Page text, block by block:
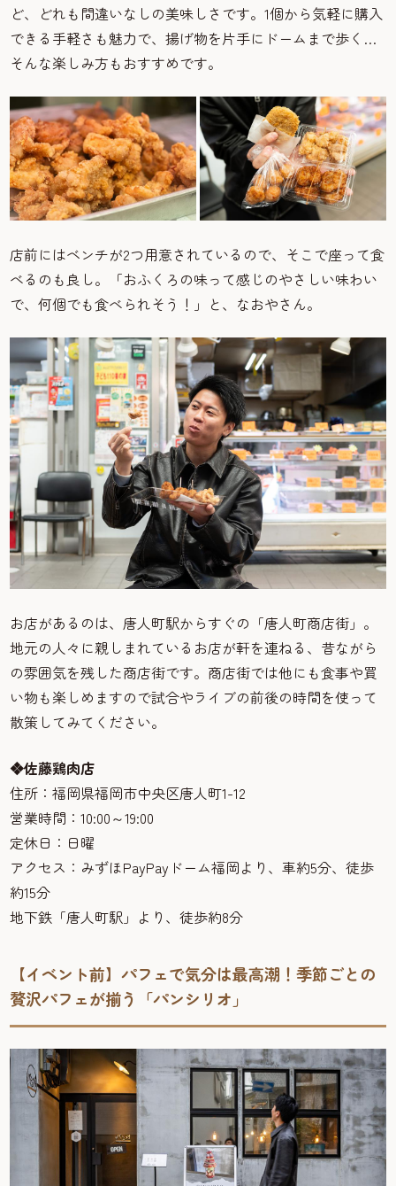
ど、どれも間違いなしの美味しさです。1個から気軽に購入
できる手軽さも魅力で、揚げ物を片手にドームまで歩く…
そんな楽しみ方もおすすめです。
店前にはベンチが2つ用意されているので、そこで座って食
べるのも良し。「おふくろの味って感じのやさしい味わい
で、何個でも食べられそう！」と、なおやさん。
お店があるのは、唐人町駅からすぐの「唐人町商店街」。
地元の人々に親しまれているお店が軒を連ねる、昔ながら
の雰囲気を残した商店街です。商店街では他にも食事や買
い物も楽しめますので試合やライブの前後の時間を使って
散策してみてください。
❖佐藤鶏肉店
住所：福岡県福岡市中央区唐人町1-12
営業時間：10:00～19:00
定休日：日曜
アクセス：みずほPayPayドーム福岡より、車約5分、徒歩
約15分
地下鉄「唐人町駅」より、徒歩約8分
【イベント前】パフェで気分は最高潮！季節ごとの
贅沢パフェが揃う「パンシリオ」